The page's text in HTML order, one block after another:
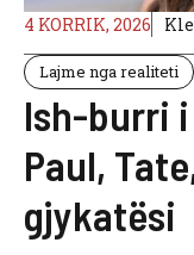
4 KORRIK, 2026
Lajme nga realiteti
Ish-burri
Paul,
gjykatësi